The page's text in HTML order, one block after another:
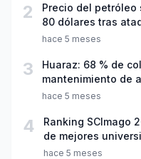
2
Precio del petróleo
80 dólares tras
hace 5 meses
3
Huaraz: 68 % de
mantenimiento de
año escolar 2026
hace 5 meses
4
Ranking SCImago
de mejores
hace 5 meses